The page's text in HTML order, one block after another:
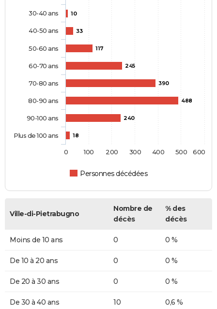
10
33
117
245
390
488
240
18
Personnes décédées
30-40 ans
40-50 ans
50-60 ans
60-70 ans
70-80 ans
80-90 ans
90-100 ans
Plus de 100 ans
0 100 200 300 400 500 600
Ville-di-Pietrabugno
Nombre de
décès
% des
décès
Moins de 10 ans 0 0 %
De 10 à 20 ans 0 0 %
De 20 à 30 ans 0 0 %
De 30 à 40 ans 10 0,6 %